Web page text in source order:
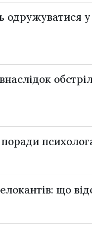
одружуватися у
що